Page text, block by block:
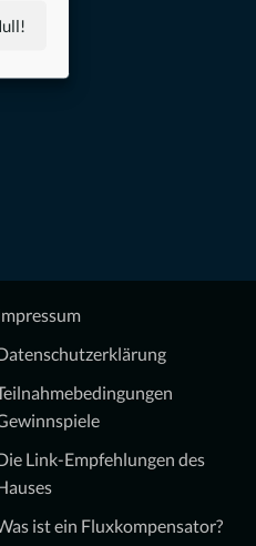
Link-Empfehlungen des
ist ein Fluxkompensator?